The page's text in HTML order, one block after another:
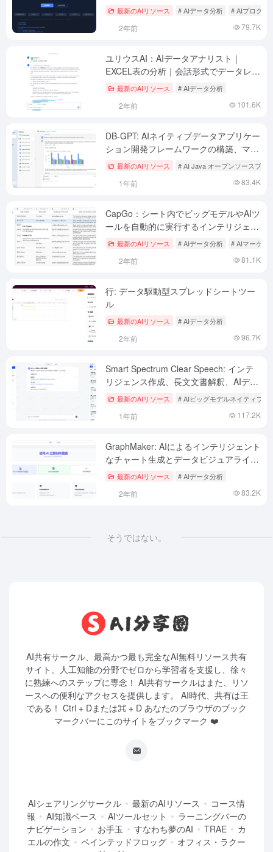
最新のAIリソース # AIデータ分析 # AIプログラ
2年前 79.7K
ユリウスAI：AIデータアナリスト｜
EXCEL表の分析｜会話形式でデータレポ
ートを作成
最新のAIリソース # AIデータ分析
2年前 101.6K
DB-GPT: AIネイティブデータアプリケー
ション開発フレームワークの構築、マル
チモデル管理とインテリジェントデータ
処理の統合
最新のAIリソース # AI Java オープンソースプロ
1年前 83.4K
CapGo：シート内でビッグモデルやAIツ
ールを自動的に実行するインテリジェン
トなExcelシート
最新のAIリソース # AIデータ分析 # AIマーケテ
2年前 81.1K
行: データ駆動型スプレッドシートツー
ル
最新のAIリソース # AIデータ分析
2年前 96.7K
Smart Spectrum Clear Speech: インテ
リジェンス作成、長文文書解釈、AIデー
タ分析をサポートするGLMモデル駆動型
インテリジェント対話ツール
最新のAIリソース # AIビッグモデルネイティブダ
1年前 117.2K
GraphMaker: AIによるインテリジェント
なチャート生成とデータビジュアライゼ
ーション（有料）
最新のAIリソース # AIデータ分析
2年前 83.2K
そうではない。
AI共有サークル、最高かつ最も完全なAI無料リソース共有
サイト。人工知能の分野でゼロから学習者を支援し、徐々
に熟練へのステップに専念！ AI共有サークルはまた、リソ
ースへの便利なアクセスを提供します。 AI時代、共有は王
である！ Ctrl + Dまたは⌘ + D あなたのブラウザのブック
マークバーにこのサイトをブックマーク ❤️
AIシェアリングサークル 最新のAIリソース
コース情
報
AI知識ベース AIツールセット
ラーニングバーの
ナビゲーション
お手玉 すなわち夢のAI TRAE
カ
エルの作文
ペインテッドフロッグ
オフィス・ラクー